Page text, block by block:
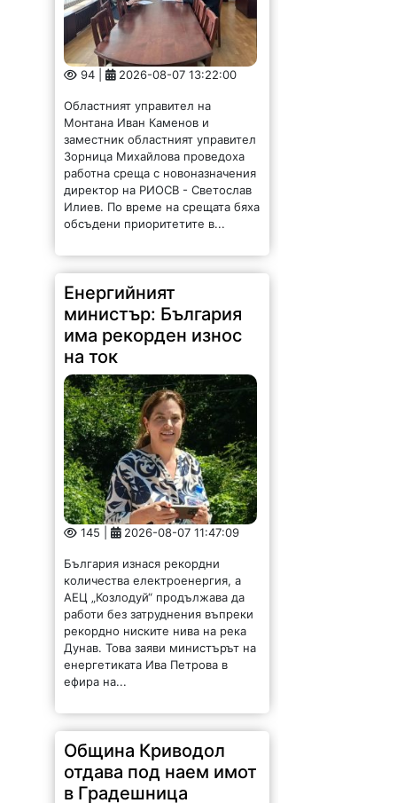
94 | 2026-08-07 13:22:00
Областният управител на
Монтана Иван Каменов и
заместник областният управител
Зорница Михайлова проведоха
работна среща с новоназначения
директор на РИОСВ - Светослав
Илиев. По време на срещата бяха
обсъдени приоритетите в...
Енергийният
министър: България
има рекорден износ
на ток
145 | 2026-08-07 11:47:09
България изнася рекордни
количества електроенергия, а
АЕЦ „Козлодуй“ продължава да
работи без затруднения въпреки
рекордно ниските нива на река
Дунав. Това заяви министърът на
енергетиката Ива Петрова в
ефира на...
Община Криводол
отдава под наем имот
в Градешница